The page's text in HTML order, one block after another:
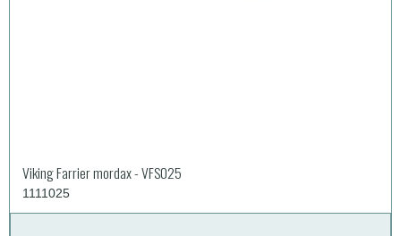
Viking Farrier mordax - VFS025
1111025